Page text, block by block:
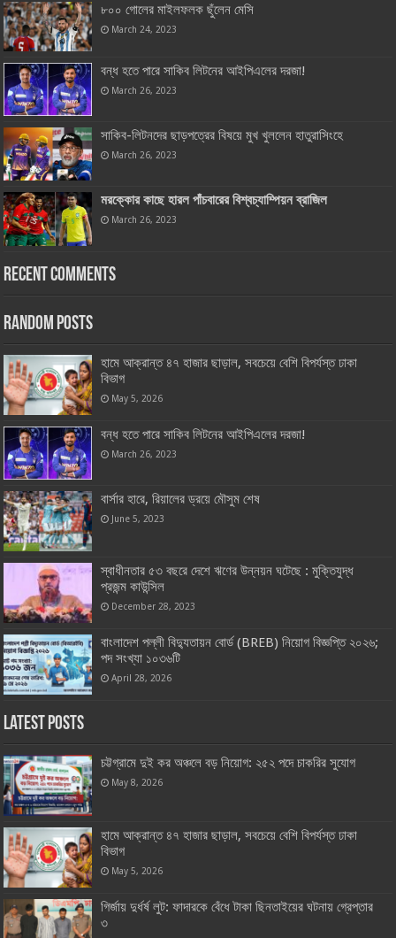
৮০০ গোলের মাইলফলক ছুঁলেন মেসি
March 24, 2023
বন্ধ হতে পারে সাকিব লিটনের আইপিএলের দরজা!
March 26, 2023
সাকিব-লিটনদের ছাড়পত্রের বিষয়ে মুখ খুললেন হাতুরাসিংহে
March 26, 2023
মরক্কোর কাছে হারল পাঁচবারের বিশ্বচ্যাম্পিয়ন ব্রাজিল
March 26, 2023
Recent Comments
Random Posts
হামে আক্রান্ত ৪৭ হাজার ছাড়াল, সবচেয়ে বেশি বিপর্যস্ত ঢাকা
বিভাগ
May 5, 2026
বন্ধ হতে পারে সাকিব লিটনের আইপিএলের দরজা!
March 26, 2023
বার্সার হারে, রিয়ালের ড্রয়ে মৌসুম শেষ
June 5, 2023
স্বাধীনতার ৫৩ বছরে দেশে ঋণের উন্নয়ন ঘটেছে : মুক্তিযুদ্ধ
প্রজন্ম কাউন্সিল
December 28, 2023
বাংলাদেশ পল্লী বিদ্যুতায়ন বোর্ড (BREB) নিয়োগ বিজ্ঞপ্তি ২০২৬;
পদ সংখ্যা ১০৩৬টি
April 28, 2026
Latest Posts
চট্টগ্রামে দুই কর অঞ্চলে বড় নিয়োগ: ২৫২ পদে চাকরির সুযোগ
May 8, 2026
হামে আক্রান্ত ৪৭ হাজার ছাড়াল, সবচেয়ে বেশি বিপর্যস্ত ঢাকা
বিভাগ
May 5, 2026
গির্জায় দুর্ধর্ষ লুট: ফাদারকে বেঁধে টাকা ছিনতাইয়ের ঘটনায় গ্রেপ্তার
৩